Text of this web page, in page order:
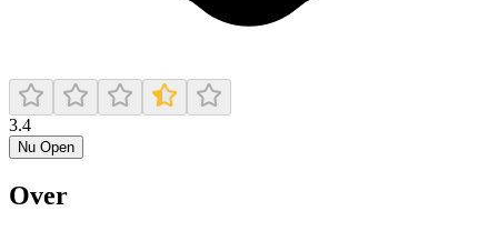
3.4
Nu Open
Over